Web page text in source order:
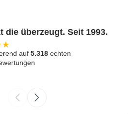
die überzeugt. Seit 1993.
★
auf 5.318 echten